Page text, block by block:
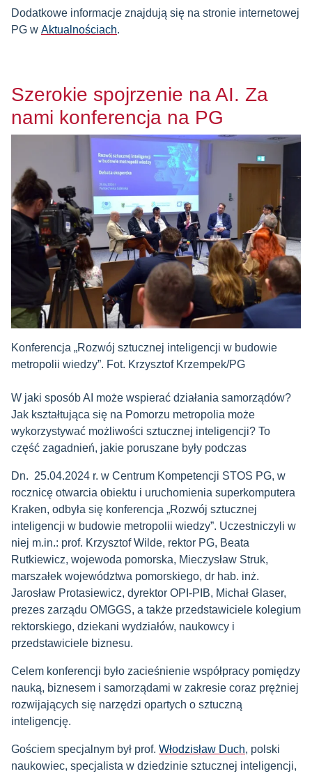
Dodatkowe informacje znajdują się na stronie internetowej
PG w Aktualnościach.
Szerokie spojrzenie na AI. Za
nami konferencja na PG
Konferencja „Rozwój sztucznej inteligencji w budowie
metropolii wiedzy”. Fot. Krzysztof Krzempek/PG
W jaki sposób AI może wspierać działania samorządów?
Jak kształtująca się na Pomorzu metropolia może
wykorzystywać możliwości sztucznej inteligencji? To
część zagadnień, jakie poruszane były podczas
Dn. 25.04.2024 r. w Centrum Kompetencji STOS PG, w
rocznicę otwarcia obiektu i uruchomienia superkomputera
Kraken, odbyła się konferencja „Rozwój sztucznej
inteligencji w budowie metropolii wiedzy”. Uczestniczyli w
niej m.in.: prof. Krzysztof Wilde, rektor PG, Beata
Rutkiewicz, wojewoda pomorska, Mieczysław Struk,
marszałek województwa pomorskiego, dr hab. inż.
Jarosław Protasiewicz, dyrektor OPI-PIB, Michał Glaser,
prezes zarządu OMGGS, a także przedstawiciele kolegium
rektorskiego, dziekani wydziałów, naukowcy i
przedstawiciele biznesu.
Celem konferencji było zacieśnienie współpracy pomiędzy
nauką, biznesem i samorządami w zakresie coraz prężniej
rozwijających się narzędzi opartych o sztuczną
inteligencję.
Gościem specjalnym był prof. Włodzisław Duch, polski
naukowiec, specjalista w dziedzinie sztucznej inteligencji,